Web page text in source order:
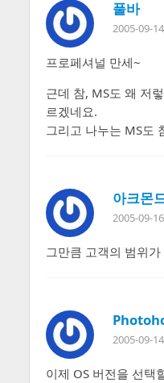
풀바
2005-09-
프로페셔널 만세~
근데 참, MS도 왜 저
르겠네요.
그리고 나누는 MS도
아크몬
2005-09-
그만큼 고객의 범위
2005-09-
이제 OS 버전을 선택